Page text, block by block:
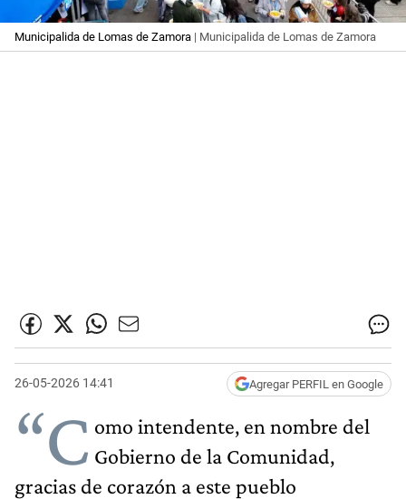
Municipalida de Lomas de Zamora | Municipalida de Lomas de Zamora
26-05-2026 14:41 Agregar PERFIL en Google
“C omo intendente, en nombre del
Gobierno de la Comunidad,
gracias de corazón a este pueblo